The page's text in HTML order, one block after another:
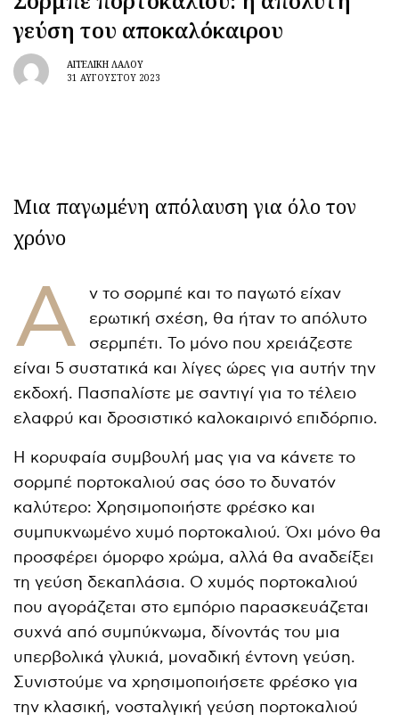
γεύση του αποκαλόκαιρου
ΑΓΓΕΛΙΚΉ ΛΆΛΟΥ
31 ΑΥΓΟΎΣΤΟΥ 2023
Μια παγωμένη απόλαυση για όλο τον
χρόνο
Α
ν το σορμπέ και το παγωτό είχαν
ερωτική σχέση, θα ήταν το απόλυτο
σερμπέτι. Το μόνο που χρειάζεστε
είναι 5 συστατικά και λίγες ώρες για αυτήν την
εκδοχή. Πασπαλίστε με σαντιγί για το τέλειο
ελαφρύ και δροσιστικό καλοκαιρινό επιδόρπιο.
Η κορυφαία συμβουλή μας για να κάνετε το
σορμπέ πορτοκαλιού σας όσο το δυνατόν
καλύτερο: Χρησιμοποιήστε φρέσκο ​​και
συμπυκνωμένο χυμό πορτοκαλιού. Όχι μόνο θα
προσφέρει όμορφο χρώμα, αλλά θα αναδείξει
τη γεύση δεκαπλάσια. Ο χυμός πορτοκαλιού
που αγοράζεται στο εμπόριο παρασκευάζεται
συχνά από συμπύκνωμα, δίνοντάς του μια
υπερβολικά γλυκιά, μοναδική έντονη γεύση.
Συνιστούμε να χρησιμοποιήσετε φρέσκο ​​​​για
την κλασική, νοσταλγική γεύση πορτοκαλιού